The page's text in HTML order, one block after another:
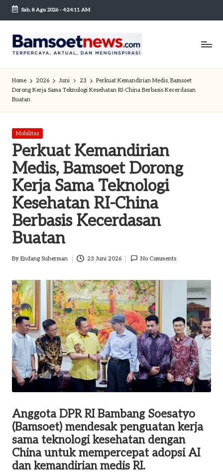
Skip
content
Sab, 8 Agu 2026-4:24:12 AM
B
a
m
s
o
et
n
e
w
sc
o
m
Mobilitas
Home 2026 Juni 23
Perkuat Kemandirian Medis, Bamsoet
Dorong Kerja Sama Teknologi Kesehatan RI-China Berbasis Kecerdasan
Buatan
Posted
in
Mobilitas
Perkuat Kemandirian
Medis, Bamsoet Dorong
Kerja Sama Teknologi
Kesehatan RI-China
Berbasis Kecerdasan
Buatan
Posted
By Endang Suherman 23 Juni 2026 No Comments
Anggota DPR RI Bambang Soesatyo
(Bamsoet) mendesak penguatan kerja
sama teknologi kesehatan dengan
China untuk mempercepat adopsi AI
dan kemandirian medis RI.